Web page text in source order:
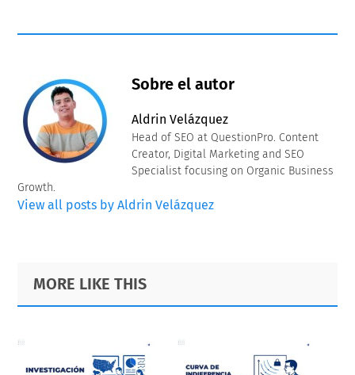
Sobre el autor
Aldrin Velázquez
Head of SEO at QuestionPro. Content
Creator, Digital Marketing and SEO
Specialist focusing on Organic Business
Growth.
View all posts by Aldrin Velázquez
Primary
Sidebar
Footer
MORE LIKE THIS